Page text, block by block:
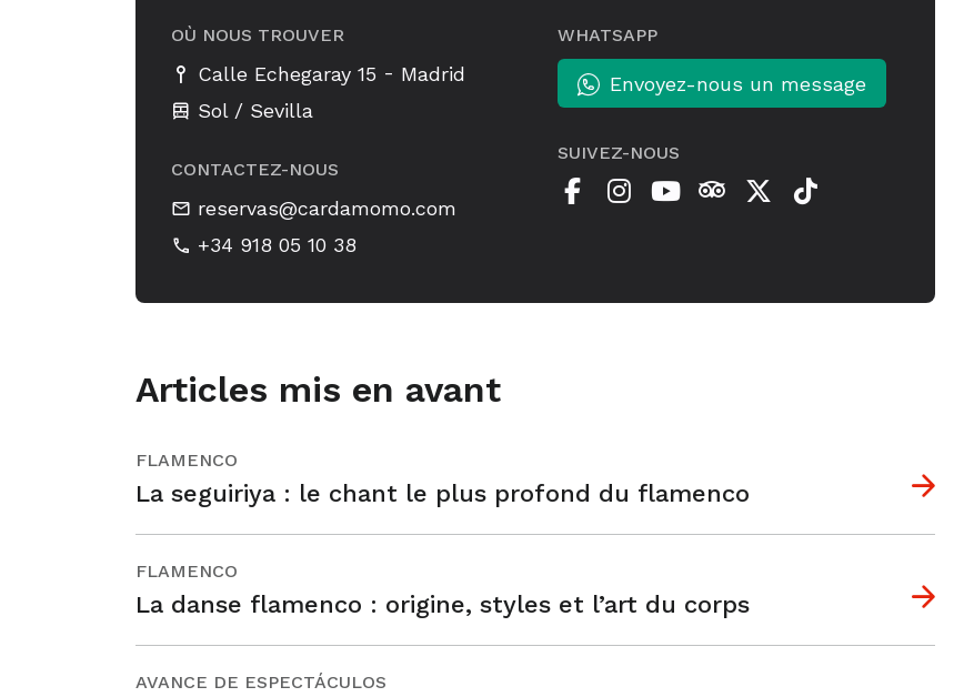
OÙ NOUS TROUVER
Calle Echegaray 15 - Madrid
Sol / Sevilla
CONTACTEZ-NOUS
reservas@cardamomo.com
+34 918 05 10 38
WHATSAPP
Envoyez-nous un message
SUIVEZ-NOUS
Articles mis en avant
FLAMENCO
La seguiriya : le chant le plus profond du flamenco
FLAMENCO
La danse flamenco : origine, styles et l’art du corps
AVANCE DE ESPECTÁCULOS